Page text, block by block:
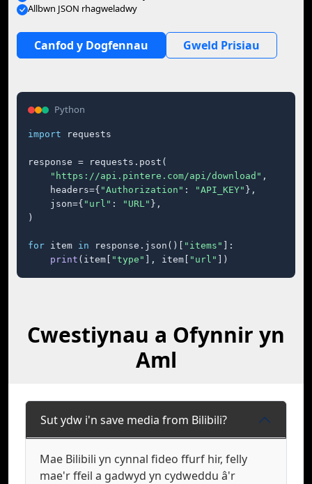
Allbwn JSON rhagweladwy
Canfod y Dogfennau Gweld Prisiau
Python
import requests
response = requests.post(
"https://api.pintere.com/api/download" ,
    headers={
"Authorization" : "API_KEY" },
    json={
"url" : "URL" },
)
for item in response.json()[ "items"
]:
print (item[ "type" ], item[ "url" ])
Cwestiynau a Ofynnir yn
Aml
Sut ydw i'n save media from Bilibili?
Mae Bilibili yn cynnal fideo ffurf hir, felly
mae'r ffeil a gadwyd yn cydweddu â'r